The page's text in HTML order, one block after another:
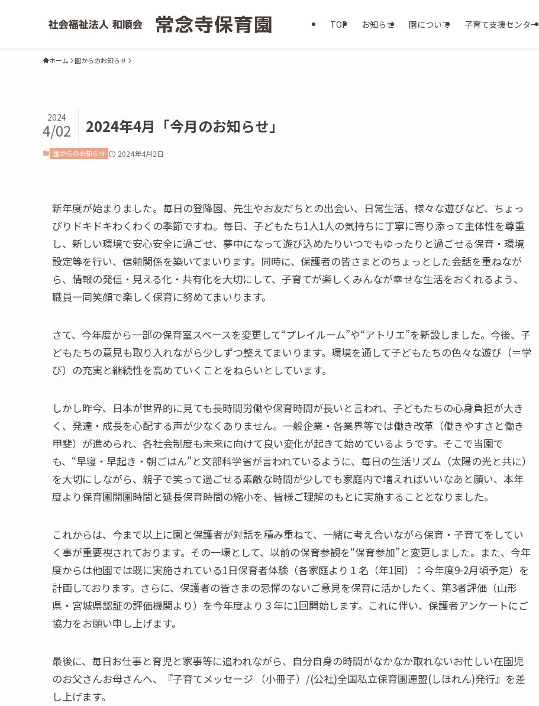
TOP お知らせ 園について 子育て支援センター
ホーム 園からのお知らせ
2024年4月「今月のお知らせ」
2024
4/02
園からのお知らせ 2024年4月2日
新年度が始まりました。毎日の登降園、先生やお友だちとの出会い、日常生活、様々な遊びなど、ちょっ
ぴりドキドキわくわくの季節ですね。毎日、子どもたち1人1人の気持ちに丁寧に寄り添って主体性を尊重
し、新しい環境で安心安全に過ごせ、夢中になって遊び込めたりいつでもゆったりと過ごせる保育・環境
設定等を行い、信頼関係を築いてまいります。同時に、保護者の皆さまとのちょっとした会話を重ねなが
ら、情報の発信・見える化・共有化を大切にして、子育てが楽しくみんなが幸せな生活をおくれるよう、
職員一同笑顔で楽しく保育に努めてまいります。
さて、今年度から一部の保育室スペースを変更して“プレイルーム”や“アトリエ”を新設しました。今後、子
どもたちの意見も取り入れながら少しずつ整えてまいります。環境を通して子どもたちの色々な遊び（＝学
び）の充実と継続性を高めていくことをねらいとしています。
しかし昨今、日本が世界的に見ても長時間労働や保育時間が長いと言われ、子どもたちの心身負担が大き
く、発達・成長を心配する声が少なくありません。一般企業・各業界等では働き改革（働きやすさと働き
甲斐）が進められ、各社会制度も未来に向けて良い変化が起きて始めているようです。そこで当園で
も、“早寝・早起き・朝ごはん”と文部科学省が言われているように、毎日の生活リズム（太陽の光と共に）
を大切にしながら、親子で笑って過ごせる素敵な時間が少しでも家庭内で増えればいいなあと願い、本年
度より保育園開園時間と延長保育時間の縮小を、皆様ご理解のもとに実施することとなりました。
これからは、今まで以上に園と保護者が対話を積み重ねて、一緒に考え合いながら保育・子育てをしてい
く事が重要視されております。その一環として、以前の保育参観を“保育参加”と変更しました。また、今年
度からは他園では既に実施されている1日保育者体験（各家庭より１名（年1回）：今年度9-2月頃予定）を
計画しております。さらに、保護者の皆さまの忌憚のないご意見を保育に活かしたく、第3者評価（山形
県・宮城県認証の評価機関より）を今年度より３年に1回開始します。これに伴い、保護者アンケートにご
協力をお願い申し上げます。
最後に、毎日お仕事と育児と家事等に追われながら、自分自身の時間がなかなか取れないお忙しい在園児
のお父さんお母さんへ、『子育てメッセージ （小冊子）/(公社)全国私立保育園連盟(しほれん)発行』を差
し上げます。